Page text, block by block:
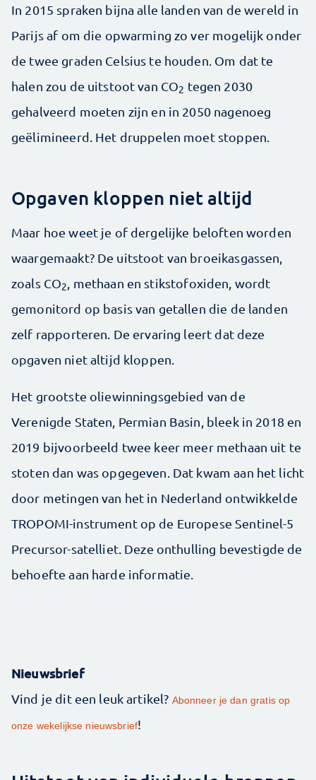
In 2015 spraken bijna alle landen van de wereld in
Parijs af om die opwarming zo ver mogelijk onder
de twee graden Celsius te houden. Om dat te
halen zou de uitstoot van CO2 tegen 2030
gehalveerd moeten zijn en in 2050 nagenoeg
geëlimineerd. Het druppelen moet stoppen.
Opgaven kloppen niet altijd
Maar hoe weet je of dergelijke beloften worden
waargemaakt? De uitstoot van broeikasgassen,
zoals CO2
, methaan en stikstofoxiden, wordt
gemonitord op basis van getallen die de landen
zelf rapporteren. De ervaring leert dat deze
opgaven niet altijd kloppen.
Het grootste oliewinningsgebied van de
Verenigde Staten, Permian Basin, bleek in 2018 en
2019 bijvoorbeeld twee keer meer methaan uit te
stoten dan was opgegeven. Dat kwam aan het licht
door metingen van het in Nederland ontwikkelde
TROPOMI-instrument op de Europese Sentinel-5
Precursor-satelliet. Deze onthulling bevestigde de
behoefte aan harde informatie.
Nieuwsbrief
Vind je dit een leuk artikel? Abonneer je dan gratis op
onze wekelijkse nieuwsbrief!